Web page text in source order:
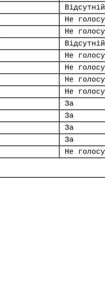
Відсутній
Не
Не
Відсутній
Не
Не
Не
Не
За
За
За
За
Не